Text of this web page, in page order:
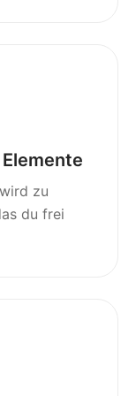
zu
du frei